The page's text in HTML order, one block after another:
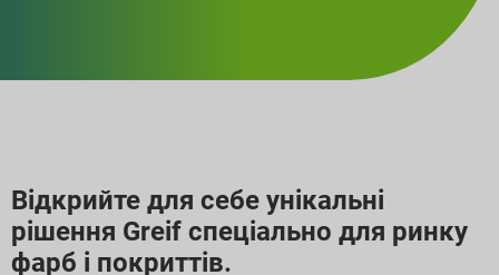
Відкрийте для себе унікальні
рішення Greif спеціально для ринку
фарб і покриттів.